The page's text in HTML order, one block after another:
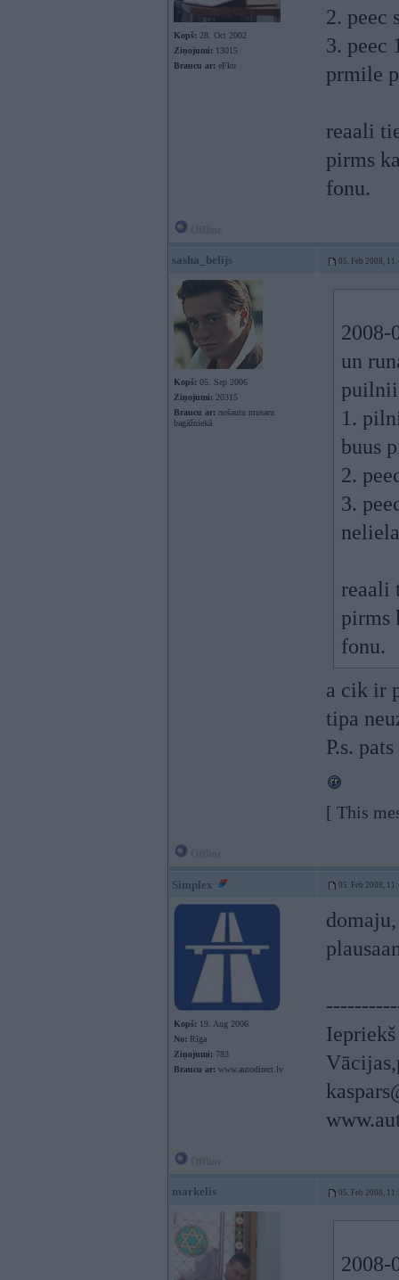
Kopš: 28. Oct 2002
Ziņojumi: 13015
Braucu ar: eFku
2. peec
3. peec
prmile
reaali
pirms
fonu.
sasha_belijs 05. Feb 2008,
Kopš: 05. Sep 2006
Ziņojumi: 20315
Braucu ar: nošautu musaru
bagāžniekā
2008-
un
1.
buus
2.
3.
reaali
pirms
fonu.
a cik ir
tipa
P.s.
[ This
Simplex 05. Feb 2008,
Kopš: 19. Aug 2006
No: Rīga
Ziņojumi: 783
Braucu ar: www.autodirect.lv
markelis 05. Feb 2008,
2008-